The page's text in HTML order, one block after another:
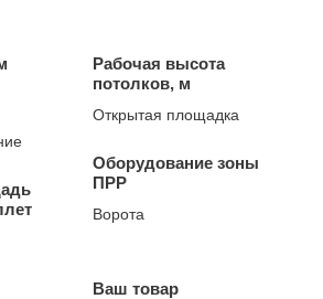
Рабочая высота
потолков, м
Открытая площадка
Оборудование зоны
ПРР
Ворота
Ваш товар